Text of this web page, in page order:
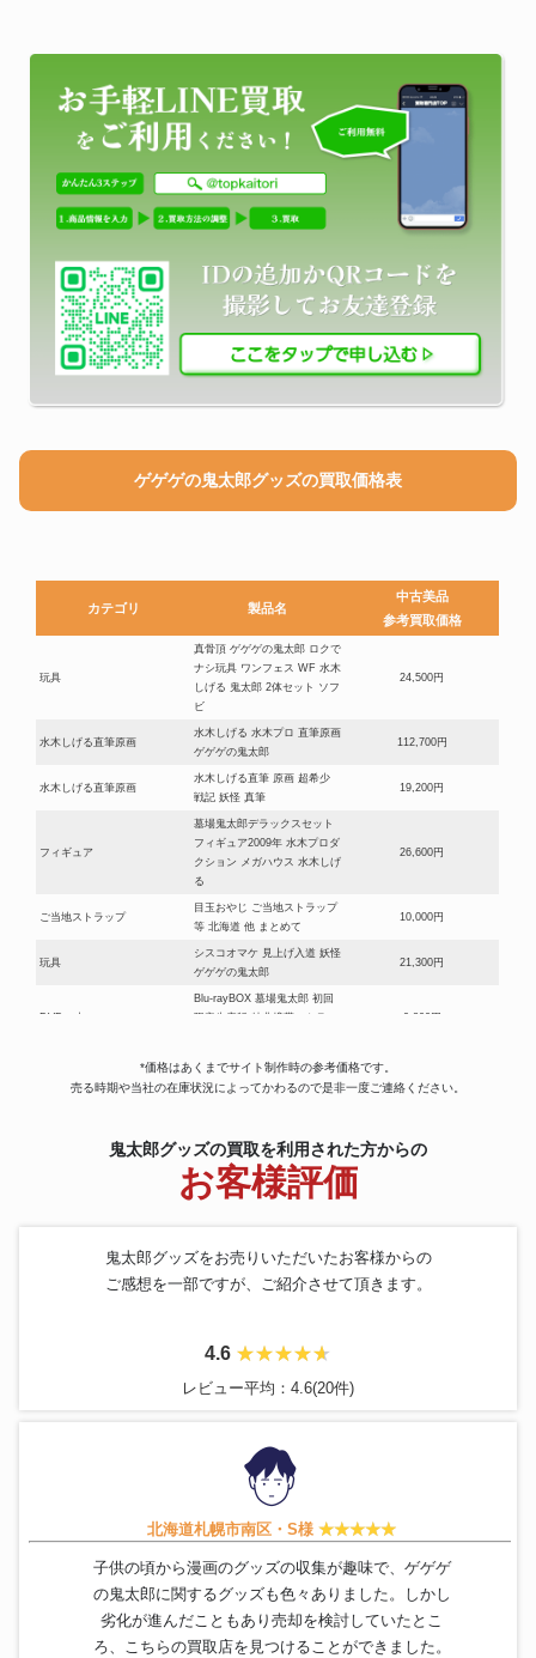
ゲゲゲの鬼太郎グッズの買取価格表
カテゴリ 製品名
中古美品
参考買取価格
玩具
真骨頂 ゲゲゲの鬼太郎 ロクで
ナシ玩具 ワンフェス WF 水木
しげる 鬼太郎 2体セット ソフ
ビ
24,500円
水木しげる直筆原画
水木しげる 水木プロ 直筆原画
ゲゲゲの鬼太郎
112,700円
水木しげる直筆原画
水木しげる直筆 原画 超希少
戦記 妖怪 真筆
19,200円
フィギュア
墓場鬼太郎デラックスセット
フィギュア2009年 水木プロダ
クション メガハウス 水木しげ
る
26,600円
ご当地ストラップ
目玉おやじ ご当地ストラップ
等 北海道 他 まとめて
10,000円
玩具
シスコオマケ 見上げ入道 妖怪
ゲゲゲの鬼太郎
21,300円
DVD・本
Blu-rayBOX 墓場鬼太郎 初回
限定生産版 特典携帯ストラッ
9,800円
ゲゲゲの鬼太郎 DVD BOX
70s
シスコ 懸賞品 ゲゲゲの鬼太郎
トーキングフィギュア
アマダ ゲゲゲの鬼太郎 消しゴ
ス 80’s DVD
12,200円
バンダイ ゲゲゲの鬼太郎 ゲゲ
ュア コスモス 鬼太郎
ゲゲゲの鬼太郎 ねずみ男 フィ
ギュア ビッグサイズ 水木しげ
*価格はあくまでサイト制作時の参考価格です。
売る時期や当社の在庫状況によってかわるので是非一度ご連絡ください。
鬼太郎グッズの買取を利用された方からの
お客様評価
鬼太郎グッズをお売りいただいたお客様からの
ご感想を一部ですが、ご紹介させて頂きます。
4.6
レビュー平均：4.6(20件)
北海道札幌市南区・S様
子供の頃から漫画のグッズの収集が趣味で、ゲゲゲ
の鬼太郎に関するグッズも色々ありました。しかし
劣化が進んだこともあり売却を検討していたとこ
ろ、こちらの買取店を見つけることができました。